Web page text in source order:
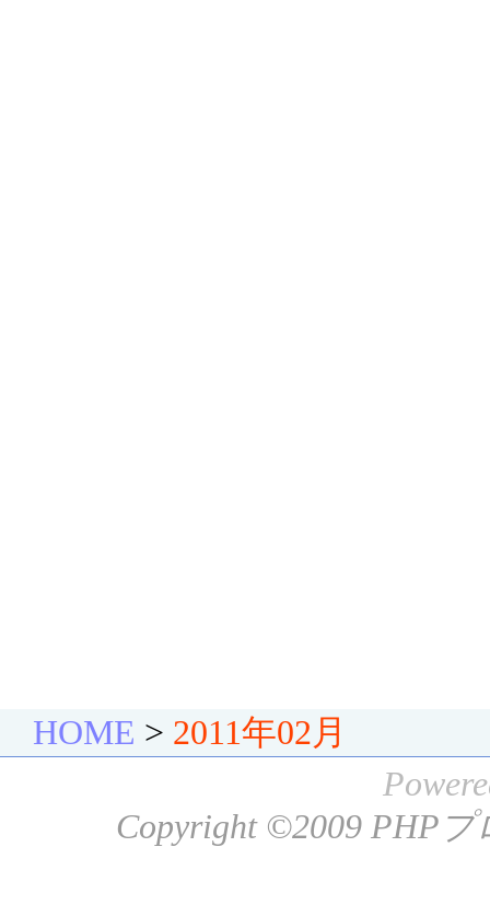
HOME > 2011年02月
Copyright ©2009 PHPプ